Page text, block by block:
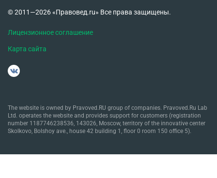
© 2011—2026 «Правовед.ru» Все права защищены.
Лицензионное соглашение
Карта сайта
The website is owned by Pravoved.RU group of companies. Pravoved.Ru Lab
Ltd. operates the website and provides support for customers (registration
number 1187746238536, 143026, Moscow, territory of the innovative center
Skolkovo, Bolshoy ave., house 42 building 1, floor 0 room 150 office 5).